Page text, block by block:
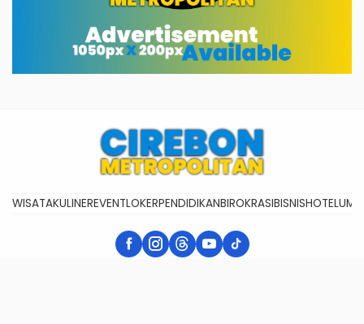
WISATAKULINEREVENTLOKERPENDIDIKANBIROKRASIBISNISHOTEL